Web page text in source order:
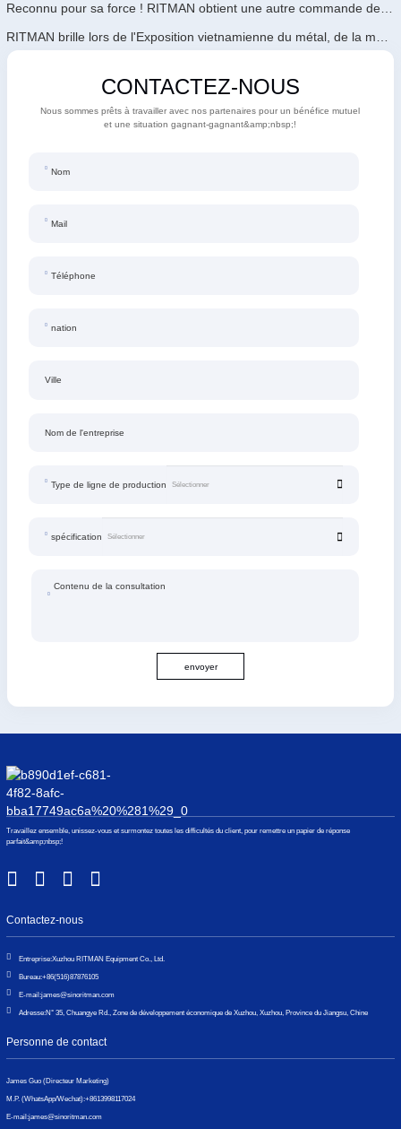
Reconnu pour sa force ! RITMAN obtient une autre commande de l'Arabie Saoudite
CONTACTEZ-NOUS
Nous sommes prêts à travailler avec nos partenaires pour un bénéfice mutuel
et une situation gagnant-gagnant&amp;nbsp;!
Nom
Mail
Téléphone
nation
Ville
Nom de l'entreprise
Type de ligne de production
spécification
Contenu de la consultation
envoyer
Travaillez ensemble, unissez-vous et surmontez toutes les difficultés du client, pour remettre un papier de réponse
parfait&amp;nbsp;!
Contactez-nous
Entreprise:Xuzhou RITMAN Equipment Co., Ltd.
Bureau:+86(516)87876105
E-mail:james@sinoritman.com
Adresse:N° 35, Chuangye Rd., Zone de développement économique de Xuzhou, Xuzhou, Province du Jiangsu, Chine
Personne de contact
James Guo (Directeur Marketing)
M.P. (WhatsApp/Wechat):+8613998117024
E-mail:james@sinoritman.com